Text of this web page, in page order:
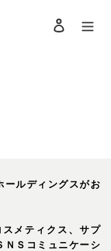
検索
ログイン
ールディングスがお
メティクス、サプ
ＮＳコミュニケーシ